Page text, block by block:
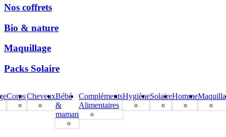
Nos coffrets
Bio & nature
Maquillage
Packs Solaire
CorpsCheveuxBébé
&
maman
Compléments
Alimentaires
HygièneSolaireHomme